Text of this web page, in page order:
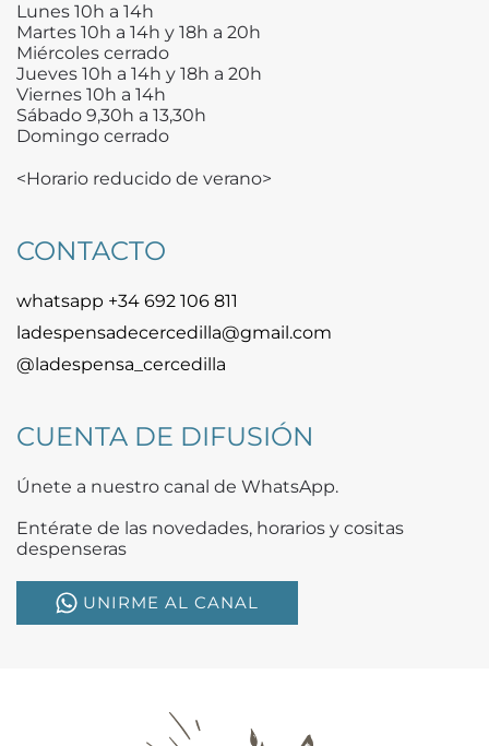
Lunes 10h a 14h
Martes 10h a 14h y 18h a 20h
Miércoles cerrado
Jueves 10h a 14h y 18h a 20h
Viernes 10h a 14h
Sábado 9,30h a 13,30h
Domingo cerrado
<Horario reducido de verano>
CONTACTO
whatsapp +34 692 106 811
ladespensadecercedilla@gmail.com
@ladespensa_cercedilla
CUENTA DE DIFUSIÓN
Únete a nuestro canal de WhatsApp.
Entérate de las novedades, horarios y cositas
despenseras
UNIRME AL CANAL